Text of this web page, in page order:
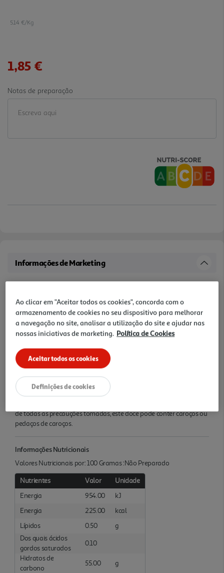
5.14 €/Kg
1,85 €
Notas de preparação
Informações de Marketing
Características
0.36 KG
Ingredientes/Composição
Pêssegos, açúcar, sumo de limões concentrado, gelificante: pectinas.
de todas as precauções tomadas, este doce pode conter caroços ou
pedaços de caroços.
Informações Nutricionais
Valores Nutricionais por: 100 Gramas :Não Preparado
Nutrientes Valor
Unidade
Energia
954.00
kJ
Energia
225.00
kcal
Lípidos
0.50
g
Dos quais ácidos
gordos saturados
0.10
Hidratos de
carbono
55.00 g
Ao clicar em "Aceitar todos os cookies", concorda com o
armazenamento de cookies no seu dispositivo para melhorar
a navegação no site, analisar a utilização do site e ajudar nas
nossas iniciativas de marketing. Política de Cookies
Aceitar todos os cookies
Definições de cookies